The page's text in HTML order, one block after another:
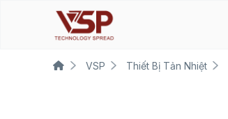
VSP Thiết Bị Tản Nhiệt